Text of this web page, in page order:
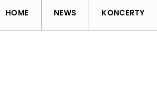
HOME NEWS KONCERTY